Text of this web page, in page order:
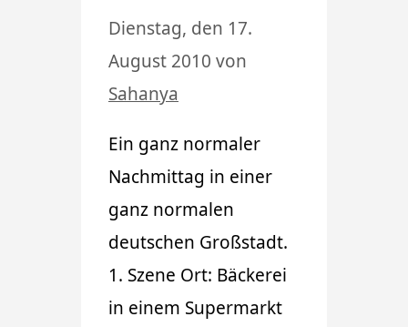
Dienstag, den 17.
August 2010 von
Sahanya
Ein ganz normaler
Nachmittag in einer
ganz normalen
deutschen Großstadt.
1. Szene Ort: Bäckerei
in einem Supermarkt